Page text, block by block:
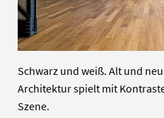
Schwarz und weiß. Alt und
Architektur spielt mit
Szene.